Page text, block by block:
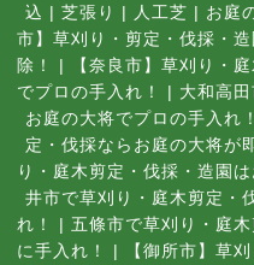
込 | 芝張り | 人工芝 | お庭
市】草刈り・剪定・伐採・
除！
|
【奈良市】草刈り・
でプロの手入れ！
| 大和高
お庭の大将でプロの手入れ！
定・伐採ならお庭の大将が
り・庭木剪定・伐採・造園
井市で草刈り・庭木剪定・
れ！
| 五條市で草刈り・庭
に手入れ！
|
【御所市】草